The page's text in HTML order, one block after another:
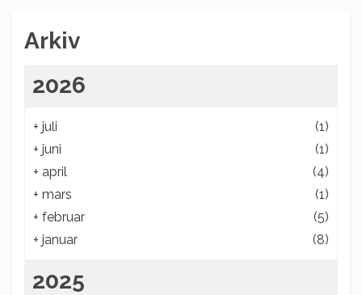
Arkiv
2026
+ juli
(1)
+ juni
(1)
+ april
(4)
+ mars
(1)
+ februar
(5)
+ januar (8)
2025